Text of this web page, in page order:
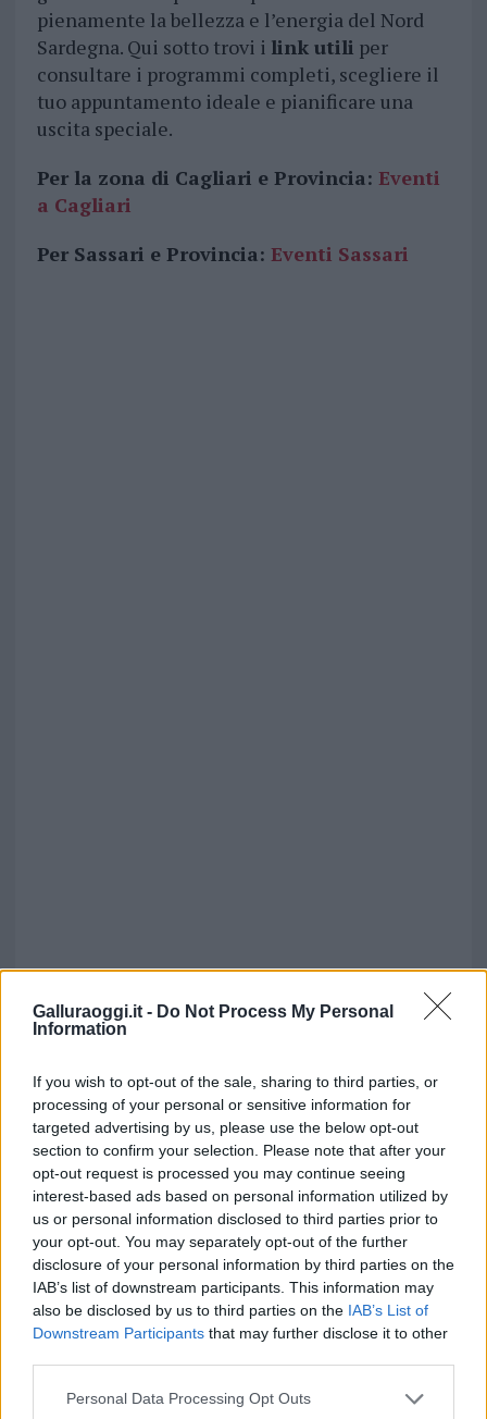
Galluraoggi.it - Do Not Process My Personal
Information
If you wish to opt-out of the sale, sharing to third parties, or
processing of your personal or sensitive information for
targeted advertising by us, please use the below opt-out
section to confirm your selection. Please note that after your
opt-out request is processed you may continue seeing
interest-based ads based on personal information utilized by
us or personal information disclosed to third parties prior to
your opt-out. You may separately opt-out of the further
disclosure of your personal information by third parties on the
IAB’s list of downstream participants. This information may
also be disclosed by us to third parties on the IAB’s List of
Downstream Participants that may further disclose it to other
Please note that this website/app uses one or more Google
Personal Data Processing Opt Outs
pienamente la bellezza e l’energia del Nord
Sardegna. Qui sotto trovi i link utili per
consultare i programmi completi, scegliere il
tuo appuntamento ideale e pianificare una
uscita speciale.
Per la zona di Cagliari e Provincia: Eventi
a Cagliari
Per Sassari e Provincia: Eventi Sassari
Vuoi rimuovere le pubblicità nazionali?
Puoi abbonarti asoli € 1,10 al mese
cliccandoqui
Sei già abbonato?
Puoi effettuare l'accesso andando nella
sezioneLogindal menù del sito o
cliccandoqui
TEMI:
; Eventi Olbia; Eventi Gallura